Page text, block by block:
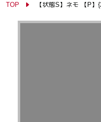
TOP 【状態S】ネモ 【P】